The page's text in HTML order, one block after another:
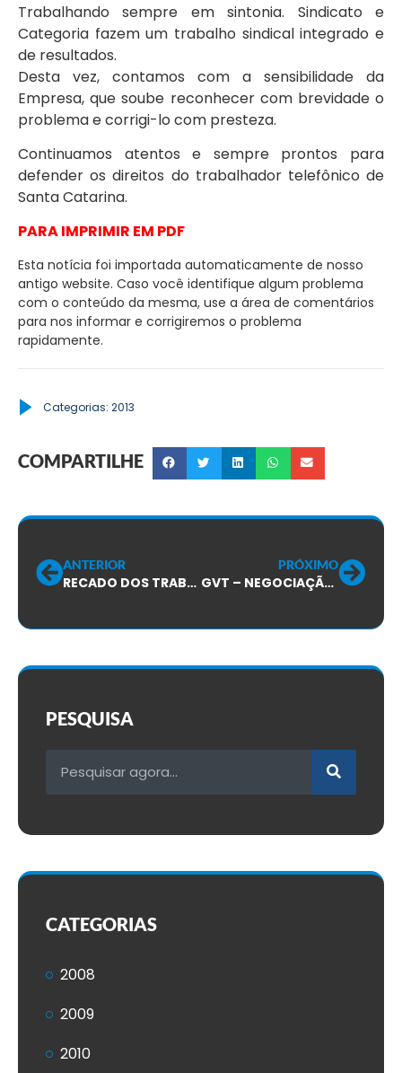
Trabalhando sempre em sintonia. Sindicato e
Categoria fazem um trabalho sindical integrado e
de resultados.
Desta vez, contamos com a sensibilidade da
Empresa, que soube reconhecer com brevidade o
problema e corrigi-lo com presteza.
Continuamos atentos e sempre prontos para
defender os direitos do trabalhador telefônico de
Santa Catarina.
PARA IMPRIMIR EM PDF
Esta notícia foi importada automaticamente de nosso
antigo website. Caso você identifique algum problema
com o conteúdo da mesma, use a área de comentários
para nos informar e corrigiremos o problema
rapidamente.
Categorias: 2013
COMPARTILHE
ANTERIOR
RECADO DOS TRABALHADORES PARA A GVT:
PRÓXIMO
GVT – NEGOCIAÇÃO DO ACORDO COLETIVO: SÓ AVANÇOS FRUSTRANTES E A PASSOS DE TARTARUGA!
PESQUISA
CATEGORIAS
2008
2009
2010